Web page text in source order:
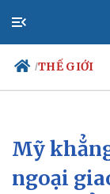
/THẾ GIỚI
Chính trị
Tổ chức nhân sự
Mỹ
ngoại